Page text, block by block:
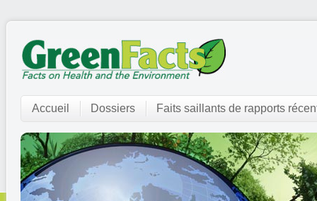
Accueil Dossiers Faits saillants de rapports